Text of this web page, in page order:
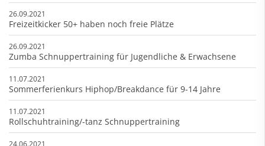
26.09.2021
Freizeitkicker 50+ haben noch freie Plätze
26.09.2021
Zumba Schnuppertraining für Jugendliche & Erwachsene
11.07.2021
Sommerferienkurs Hiphop/Breakdance für 9-14 Jahre
11.07.2021
Rollschuhtraining/-tanz Schnuppertraining
24.06.2021